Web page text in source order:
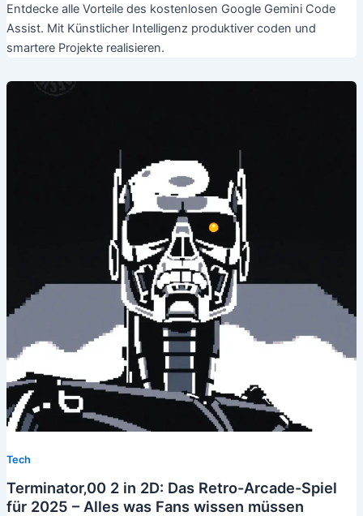
Entdecke alle Vorteile des kostenlosen Google Gemini Code
Assist. Mit Künstlicher Intelligenz produktiver coden und
smartere Projekte realisieren.
Tech
Terminator‚00 2 in 2D: Das Retro-Arcade-Spiel
für 2025 – Alles was Fans wissen müssen